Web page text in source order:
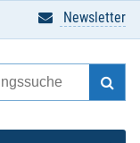
Newsletter